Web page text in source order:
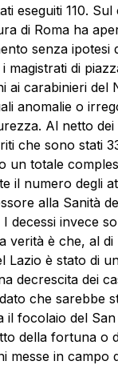
eseguiti 110.
di Roma ha
senza ipotesi
magistrati di
ai carabinieri del
anomalie o
Al netto
che sono stati
un totale
il numero degli
alla Sanità
I decessi invece
verità è che, al
Lazio è stato di
decrescita dei
che sarebbe
il focolaio del San
della fortuna o
messe in campo